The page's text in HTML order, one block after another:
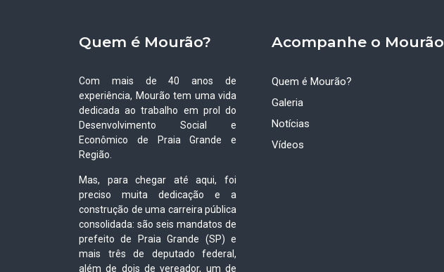
Quem é Mourão?
Com mais de 40 anos de
experiência, Mourão tem uma vida
dedicada ao trabalho em prol do
Desenvolvimento Social e
Econômico de Praia Grande e
Região.
Mas, para chegar até aqui, foi
preciso muita dedicação e a
construção de uma carreira pública
consolidada: são seis mandatos de
prefeito de Praia Grande (SP) e
mais três de deputado federal,
além de dois de vereador, um de
Acompanhe o Mourão
Quem é Mourão?
Galeria
Notícias
Vídeos